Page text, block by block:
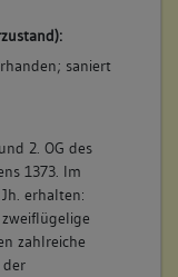
mit
saniert
2. OG des
1373. Im
erhalten:
zahlreiche
der